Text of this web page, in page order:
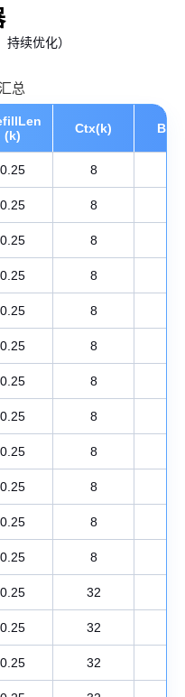
持续优化）
总
(k)
Ctx(k)
0.25 8
0.25 8
0.25 8
0.25 8
0.25 8
0.25 8
0.25 8
0.25 8
0.25 8
0.25 8
0.25 8
0.25 8
0.25 32
0.25 32
0.25 32